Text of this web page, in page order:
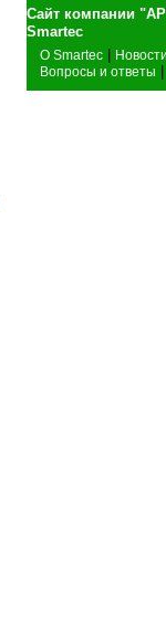
Сайт компании
О Smartec
Вопросы и ответы